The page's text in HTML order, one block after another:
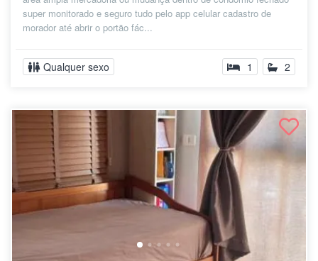
super monitorado e seguro tudo pelo app celular cadastro de
morador até abrir o portão fác...
Qualquer sexo 1 2